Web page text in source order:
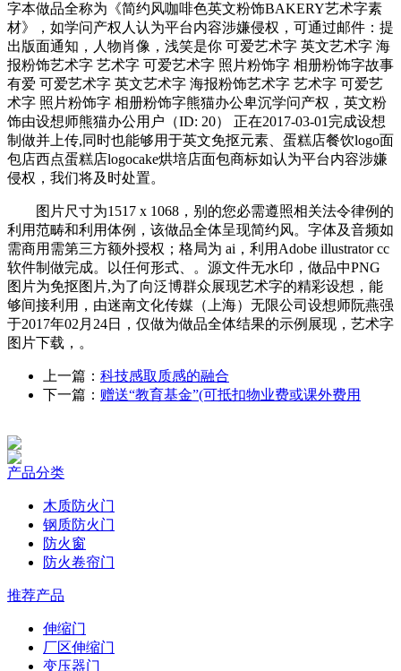
字本做品全称为《简约风咖啡色英文粉饰BAKERY艺术字素
材》，如学问产权人认为平台内容涉嫌侵权，可通过邮件：提
出版面通知，人物肖像，浅笑是你 可爱艺术字 英文艺术字 海
报粉饰艺术字 艺术字 可爱艺术字 照片粉饰字 相册粉饰字故事
有爱 可爱艺术字 英文艺术字 海报粉饰艺术字 艺术字 可爱艺
术字 照片粉饰字 相册粉饰字熊猫办公卑沉学问产权，英文粉
饰由设想师熊猫办公用户（ID: 20） 正在2017-03-01完成设想
制做并上传,同时也能够用于英文免抠元素、蛋糕店餐饮logo面
包店西点蛋糕店logocake烘培店面包商标如认为平台内容涉嫌
侵权，我们将及时处置。
图片尺寸为1517 x 1068，别的您必需遵照相关法令律例的
利用范畴和利用体例，该做品全体呈现简约风。字体及音频如
需商用需第三方额外授权；格局为 ai，利用Adobe illustrator cc
软件制做完成。以任何形式、。源文件无水印，做品中PNG
图片为免抠图片,为了向泛博群众展现艺术字的精彩设想，能
够间接利用，由迷南文化传媒（上海）无限公司设想师阮燕强
于2017年02月24日，仅做为做品全体结果的示例展现，艺术字
图片下载，。
上一篇： 科技感取质感的融合
下一篇： 赠送“教育基金”(可抵扣物业费或课外费用
产品分类
木质防火门
钢质防火门
防火窗
防火卷帘门
推荐产品
伸缩门
厂区伸缩门
变压器门